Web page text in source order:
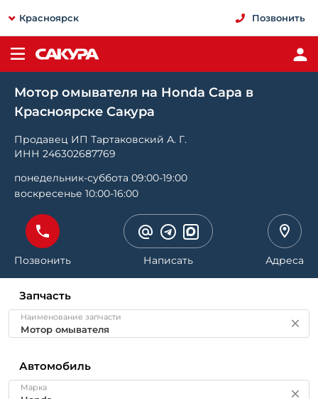
Красноярск Позвонить
Мотор омывателя на Honda Capa в
Красноярске Сакура
Продавец ИП Тартаковский А. Г.
ИНН 246302687769
понедельник-суббота 09:00-19:00
воскресенье 10:00-16:00
Позвонить Написать Адреса
Запчасть
Наименование запчасти
Автомобиль
Марка